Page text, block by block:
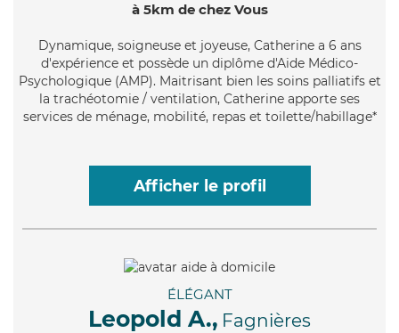
à 5km de chez Vous
Dynamique, soigneuse et joyeuse, Catherine a 6 ans
d'expérience et possède un diplôme d'Aide Médico-
Psychologique (AMP). Maitrisant bien les soins palliatifs et
la trachéotomie / ventilation, Catherine apporte ses
services de ménage, mobilité, repas et toilette/habillage*
Afficher le profil
ÉLÉGANT
Leopold A., Fagnières